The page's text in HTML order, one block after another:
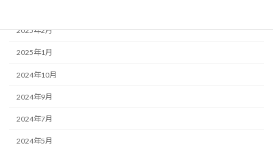
2025年2月
2025年1月
2024年10月
2024年9月
2024年7月
2024年5月